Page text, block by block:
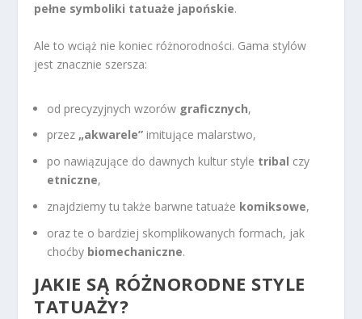
pełne symboliki tatuaże japońskie.
Ale to wciąż nie koniec różnorodności. Gama stylów
jest znacznie szersza:
od precyzyjnych wzorów graficznych,
przez „akwarele” imitujące malarstwo,
po nawiązujące do dawnych kultur style tribal czy
etniczne,
znajdziemy tu także barwne tatuaże komiksowe,
oraz te o bardziej skomplikowanych formach, jak
choćby biomechaniczne.
JAKIE SĄ RÓŻNORODNE STYLE
TATUAŻY?